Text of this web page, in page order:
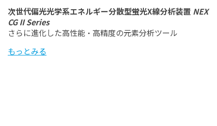
次世代偏光光学系エネルギー分散型蛍光X線分析装置 NEX
CG II Series
さらに進化した高性能・高精度の元素分析ツール
もっとみる